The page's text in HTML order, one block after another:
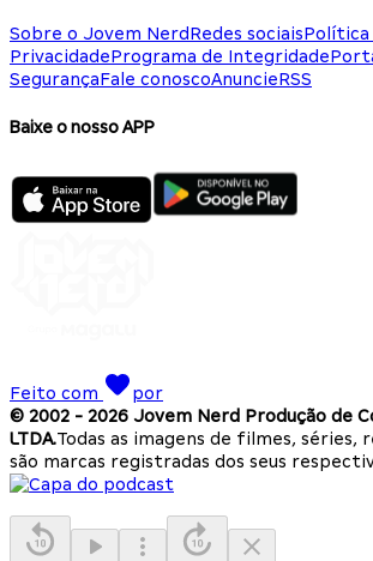
Sobre o Jovem NerdRedes sociaisPolítica
PrivacidadePrograma de Integridade
SegurançaFale conoscoAnuncieRSS
Baixe o nosso APP
Feito com
por
© 2002 - 2026 Jovem Nerd Produção de
LTDA.Todas as imagens de filmes, séries,
são marcas registradas dos seus